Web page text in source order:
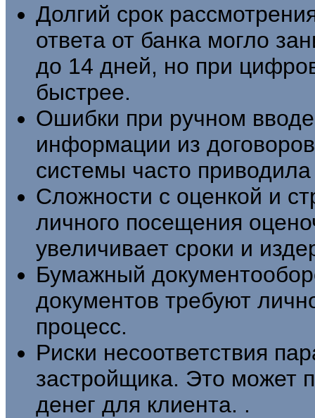
Долгий срок
ответа от банка могло
до 14 дней, но при
быстрее.
Ошибки при ручном
информации из
системы часто
Сложности с оценкой и
личного посещения
увеличивает сроки и
Бумажный
документов требуют
процесс.
Риски несоответствия
застройщика. Это может
денег для клиента. .